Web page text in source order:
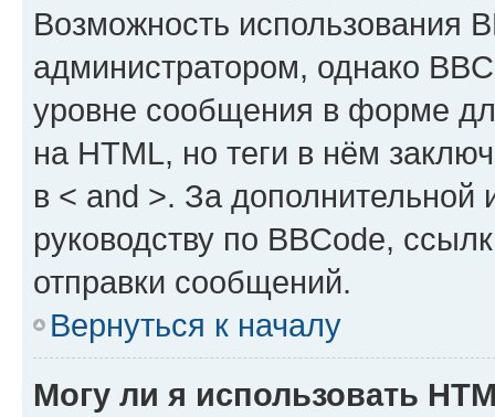
Возможность использования
администратором, однако
уровне сообщения в форме
на HTML, но теги в нём
в < and >. За
руководству по BBCode,
отправки сообщений.
Вернуться к началу
Могу ли я использовать